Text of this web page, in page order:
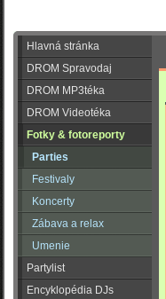
Hlavná stránka
DROM Spravodaj
DROM MP3téka
DROM Videotéka
Fotky & fotoreporty
Parties
Festivaly
Koncerty
Zábava a relax
Umenie
Partylist
Encyklopédia DJs